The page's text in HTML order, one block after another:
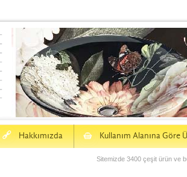
Hakkımızda
a Kullanım Alanına Göre
S
Sitemizde 3400 çeşit ürün ve